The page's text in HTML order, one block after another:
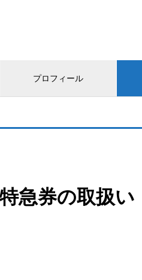
プロフィール
急券の取扱い